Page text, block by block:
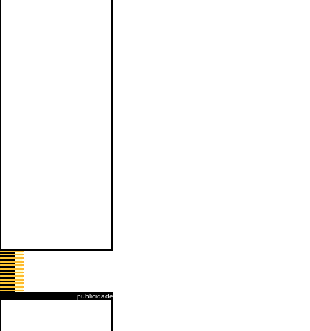
publicidade